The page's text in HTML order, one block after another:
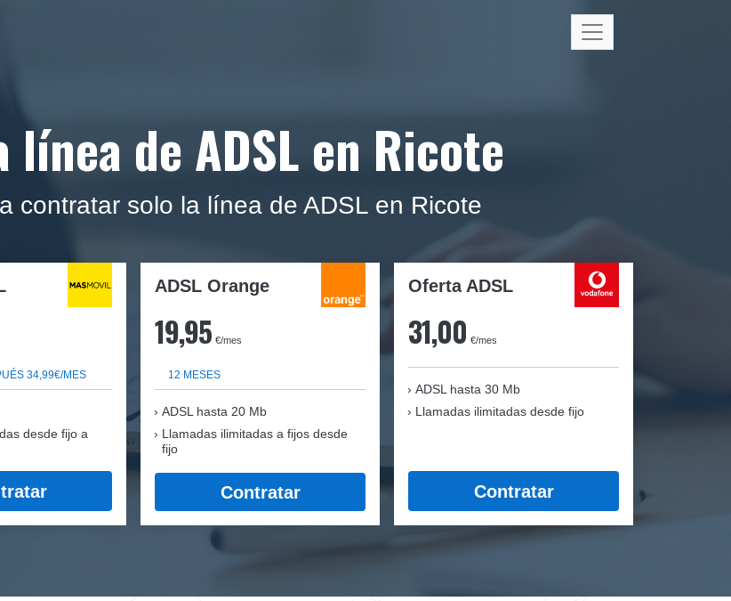
de ADSL en Ricote
contratar solo la línea de ADSL en Ricote
34,99€/MES
desde fijo a
ADSL Orange
19,95 €/mes
12 MESES
ADSL hasta 20 Mb
Llamadas ilimitadas a fijos desde
fijo
Contratar
Oferta ADSL
31,00 €/mes
ADSL hasta 30 Mb
Llamadas ilimitadas desde fijo
Contratar